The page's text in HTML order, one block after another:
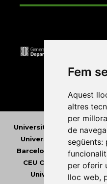
Fem
Aquest
altres
per
de
següents:
per oferir
lloc web,
Universitat Abat Oliba
Universitat d'Andorra
Barcelona
Universitat
CEU Cardenal Herrera
Universitat de les